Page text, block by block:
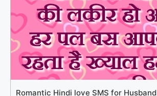
Romantic Hindi love SMS for Husband